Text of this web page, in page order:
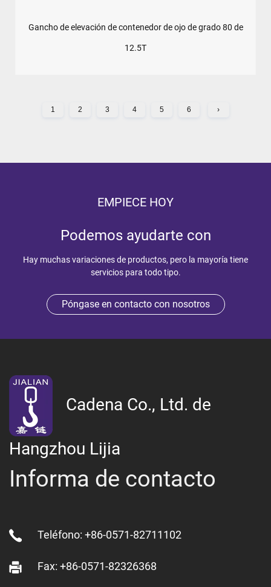
Gancho de elevación de contenedor de ojo de grado 80 de
12.5T
1 2 3 4 5 6 ›
EMPIECE HOY
Podemos ayudarte con
Hay muchas variaciones de productos, pero la mayoría tiene
servicios para todo tipo.
Póngase en contacto con nosotros
Cadena Co., Ltd. de
Hangzhou Lijia
Informa de contacto
Teléfono: +86-0571-82711102
Fax: +86-0571-82326368